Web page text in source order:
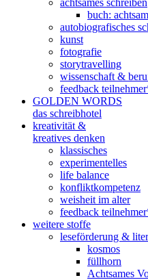
buch:
autobiografisches
kunst
fotografie
storytravelling
wissenschaft &
feedback
GOLDEN WORDS
das schreibhotel
kreativität &
kreatives denken
klassisches
experimentelles
life balance
konfliktkompetenz
weisheit im alter
feedback
weitere stoffe
leseförderung &
kosmos
füllhorn
Achtsames